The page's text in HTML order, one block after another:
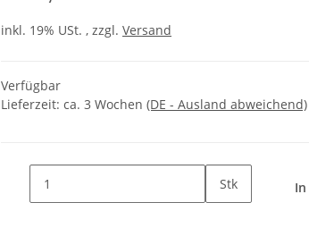
inkl. 19% USt. , zzgl. Versand
Verfügbar
Lieferzeit: ca. 3 Wochen (DE - Ausland abweichend)
Stk